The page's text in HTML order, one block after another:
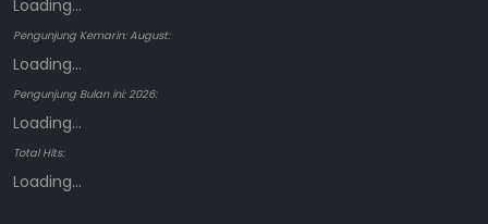
Loading...
Pengunjung Kemarin: August:
Loading...
Pengunjung Bulan ini: 2026:
Loading...
Total Hits:
Loading...